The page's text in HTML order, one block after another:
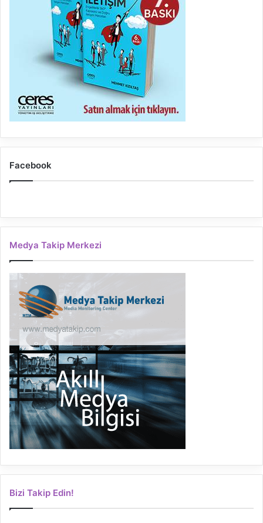
Facebook
Medya Takip Merkezi
Bizi Takip Edin!